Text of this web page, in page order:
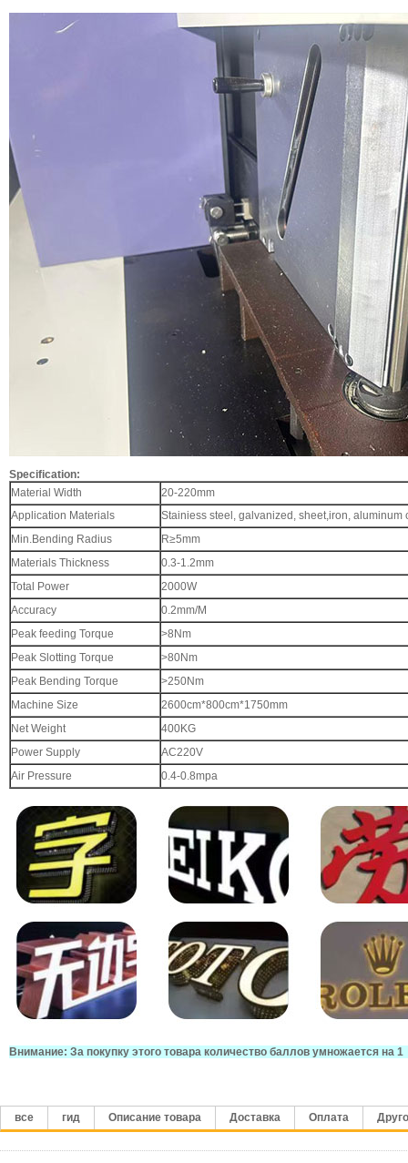
Specification:
Material Width
20-220mm
Application Materials
Stainiess steel, galvanized, sheet,iron, aluminum
Min.Bending Radius
R≥5mm
Materials Thickness
0.3-1.2mm
Total Power
2000W
Accuracy
0.2mm/M
Peak feeding Torque
>8Nm
Peak Slotting Torque
>80Nm
Peak Bending Torque
>250Nm
Machine Size
2600cm*800cm*1750mm
Net Weight
400KG
Power Supply
AC220V
Air Pressure
0.4-0.8mpa
Внимание: За покупку этого товара количество баллов умножается на 1
все гид Описание товара Доставка Оплата